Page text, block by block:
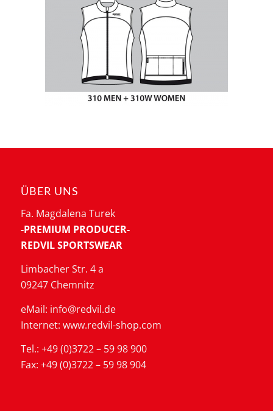
ÜBER UNS
Fa. Magdalena Turek
-PREMIUM PRODUCER-
REDVIL SPORTSWEAR
Limbacher Str. 4 a
09247 Chemnitz
eMail: info@redvil.de
Internet: www.redvil-shop.com
Tel.: +49 (0)3722 – 59 98 900
Fax: +49 (0)3722 – 59 98 904